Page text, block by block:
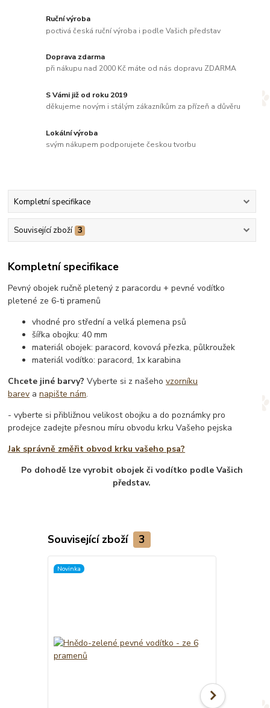
Ruční výroba
poctivá česká ruční výroba i podle Vašich představ
Doprava zdarma
při nákupu nad 2000 Kč máte od nás dopravu ZDARMA
S Vámi již od roku 2019
děkujeme novým i stálým zákazníkům za přízeň a důvěru
Lokální výroba
svým nákupem podporujete českou tvorbu
Kompletní specifikace
Související zboží 3
Kompletní specifikace
Pevný obojek ručně pletený z paracordu + pevné vodítko
pletené ze 6-ti pramenů
vhodné pro střední a velká plemena psů
šířka obojku: 40 mm
materiál obojek: paracord, kovová přezka, půlkroužek
materiál vodítko: paracord, 1x karabina
Chcete jiné barvy? Vyberte si z našehovzorníku
barev anapište nám.
- vyberte si přibližnou velikost obojku a do poznámky pro
prodejce zadejte přesnou míru obvodu krku Vašeho pejska
Jak správně změřit obvod krku vašeho psa?
Po dohodě lze vyrobit obojek či vodítko podle Vašich
představ.
Související zboží 3
Novinka